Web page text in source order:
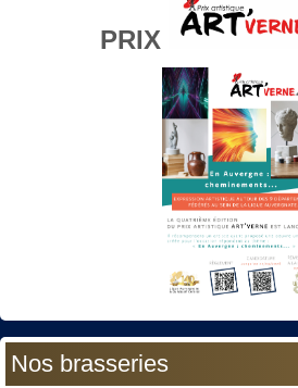
PRIX
Nos brasseries